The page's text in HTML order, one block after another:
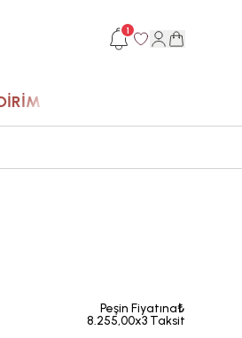
1
Peşin Fiyatına₺
8.255,00x3 Taksit